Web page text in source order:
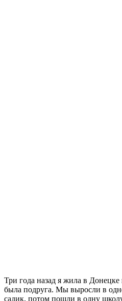
Три года назад я жила в
была подруга. Мы выросли в
садик, потом пошли в одну